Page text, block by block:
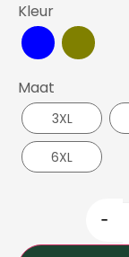
Kleur
Maat
3XL
6XL
-